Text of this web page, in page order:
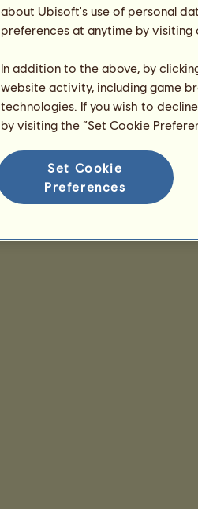
about Ubisoft's use of personal
preferences at anytime by
In addition to the above, by
website activity, including game
technologies. If you wish to
by visiting the “Set Cookie
Set Cookie
Preferences